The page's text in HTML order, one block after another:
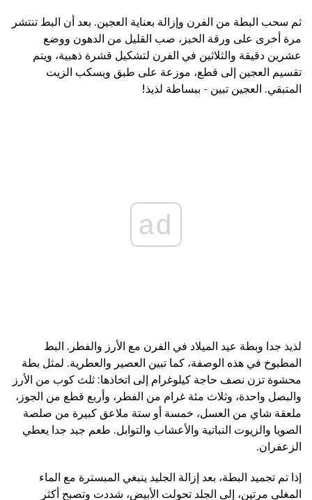
ثم سحب البطة من الفرن وإزالة بعناية العجين. بعد أن البط تنتشر
مرة أخرى على ورقة الخبز، صب القليل من الدهون ووضع
عشرين دقيقة والثلاثين في الفرن لتشكيل قشرة ذهبية، ويتم
تقسيم العجين إلى قطع، موزعة على طبق ويسكب الزيت
المتبقي. العجين تبين - ببساطة لذيذ!
ad
لذيذ جدا وبطة عيد الميلاد في الفرن مع الأرز والفطر. البط
المطبوخ في هذه الوصفة، كما تبين العصير والعطرية. لمثل بطة
محشوة تزن نصف حاجة كيلوغرام إلى اتخاذها: ثلث كوب من الأرز
والبصل واحدة، وثلاث مئة غرام من الفطر، وأربع قطع من الجوز،
ملعقة شاي من العسل، خمسة أو ستة ملاعق كبيرة من صلصة
الصويا والزيوت النباتية والأعشاب والتوابل. طعم جيد جدا يعطي
الزعفران.
إذا تم تجميد البطة، بعد إزالة الجليد ينبغي المبسترة مع الماء
المغلي مرتين، إلى الجلد تحولت الأبيض، شددت وتصبح أكثر